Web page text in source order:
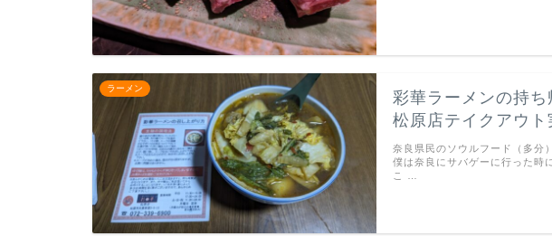
ラーメン
彩華ラーメンの持ち
松原店テイクアウト
奈良県民のソウルフード（多分
僕は奈良にサバゲーに行った時
こ …